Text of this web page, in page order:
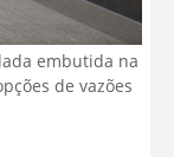
embutida na
de vazões